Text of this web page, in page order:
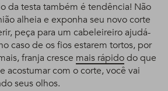
da testa também é tendência! Não
alheia e exponha seu novo corte
peça para um cabeleireiro ajudá-
caso de os fios estarem tortos, por
franja cresce mais rápidodo que
acostumar com o corte, você vai
seus olhos.